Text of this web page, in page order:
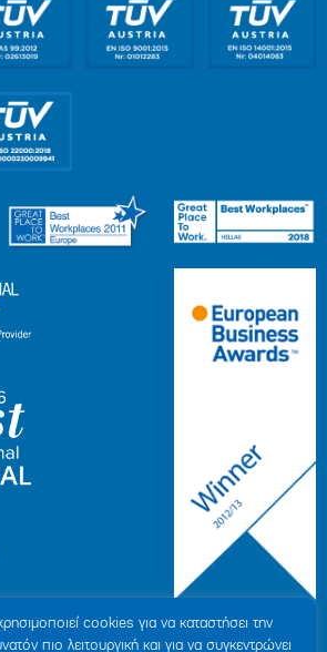
cookies για να καταστήσει την
πιο λειτουργική και για να συγκεντρώνει